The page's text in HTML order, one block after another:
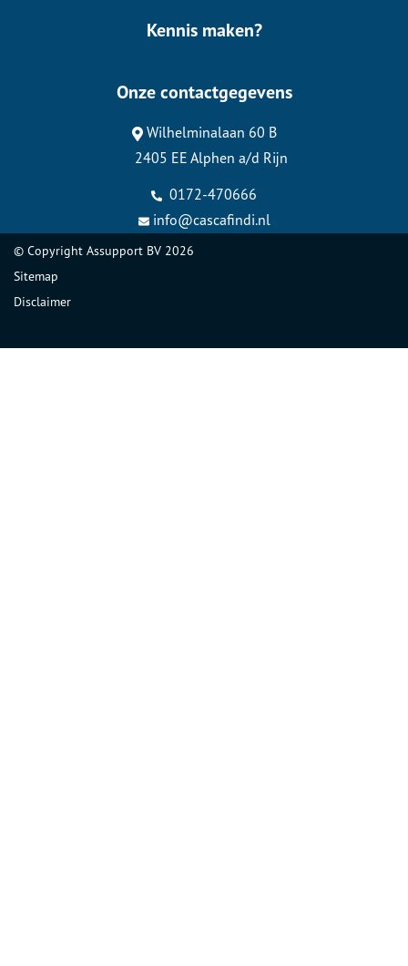
Kennis maken?
Onze contactgegevens
Wilhelminalaan 60 B
2405 EE Alphen a/d Rijn
0172-470666
info@cascafindi.nl
© Copyright Assupport BV 2026
Sitemap
Disclaimer